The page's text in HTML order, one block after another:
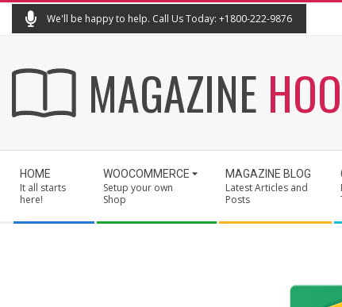
We'll be happy to help. Call Us Today: +1800-222-9876
MAGAZINE
Navigation
Menu
HOME
It all starts
here!
WOOCOMMERCE
Setup your own
Shop
MAGAZINE BLOG
Latest Articles and
Posts